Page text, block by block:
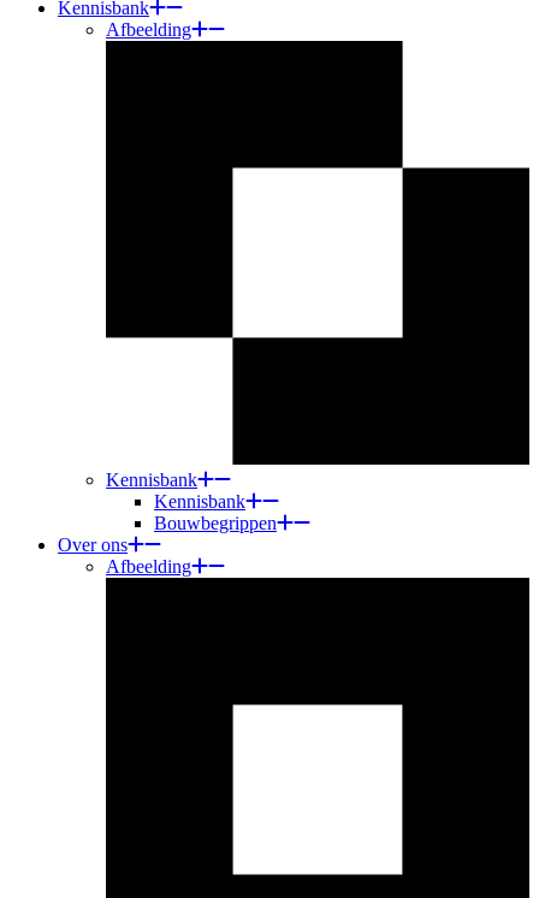
Kennisbank
Afbeelding
Kennisbank
Kennisbank
Bouwbegrippen
Over ons
Afbeelding